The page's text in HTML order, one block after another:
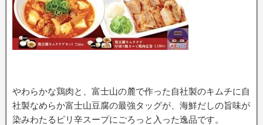
やわらかな鶏肉と、富士山の麓で作った自社製のキムチに自
社製なめらか富士山豆腐の最強タッグが、海鮮だしの旨味が
染みわたるピリ辛スープにごろっと入った逸品です。